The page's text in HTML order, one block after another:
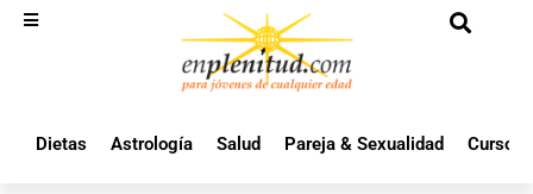
Dietas Astrología Salud Pareja & Sexualidad Cursos